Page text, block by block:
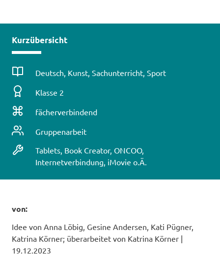
Kurzübersicht
FachDeutsch, Kunst, Sachunterricht, Sport
Klassenstufe
Klasse 2
Fächerverbindung
fächerverbindend
Unterrichtsform
Gruppenarbeit
Technische
Voraussetzungen
Tablets, Book Creator, ONCOO,
Internetverbindung, iMovie o.Ä.
von:
Idee von Anna Löbig, Gesine Andersen, Kati Pügner,
Katrina Körner; überarbeitet von Katrina Körner |
19.12.2023